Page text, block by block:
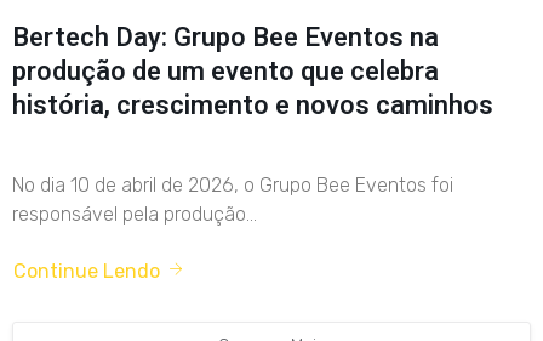
Bertech Day: Grupo Bee Eventos na
produção de um evento que celebra
história, crescimento e novos caminhos
No dia 10 de abril de 2026, o Grupo Bee Eventos foi
responsável pela produção...
Continue Lendo